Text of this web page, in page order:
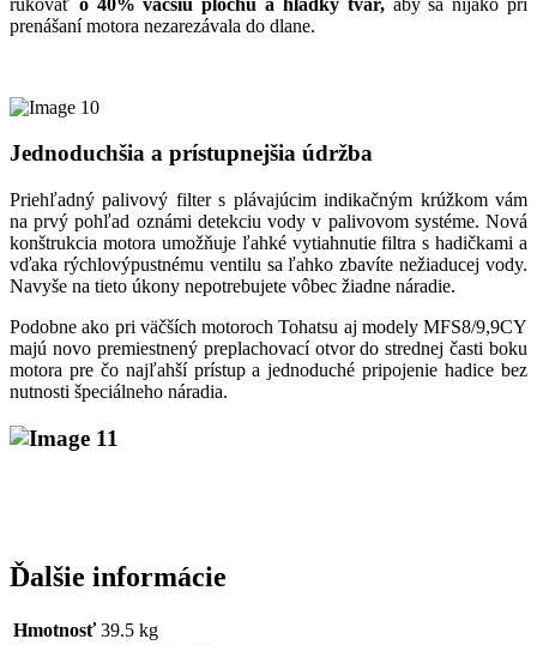
prenášaní motora nezarezávala do dlane.
Jednoduchšia a prístupnejšia údržba
Priehľadný palivový filter s plávajúcim indikačným krúžkom vám
na prvý pohľad oznámi detekciu vody v palivovom systéme. Nová
konštrukcia motora umožňuje ľahké vytiahnutie filtra s hadičkami a
vďaka rýchlovýpustnému ventilu sa ľahko zbavíte nežiaducej vody.
Navyše na tieto úkony nepotrebujete vôbec žiadne náradie.
Podobne ako pri väčších motoroch Tohatsu aj modely MFS8/9,9CY
majú novo premiestnený preplachovací otvor do strednej časti boku
motora pre čo najľahší prístup a jednoduché pripojenie hadice bez
nutnosti špeciálneho náradia.
Ďalšie informácie
Hmotnosť 39.5 kg